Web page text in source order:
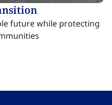
future while protecting